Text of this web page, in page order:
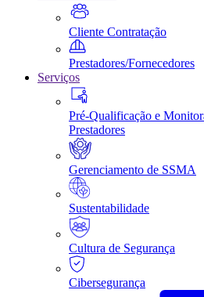
Cliente Contratação
Prestadores/Fornecedores
Serviços
Pré-Qualificação e
Prestadores
Gerenciamento de SSMA
Sustentabilidade
Cultura de Segurança
Cibersegurança